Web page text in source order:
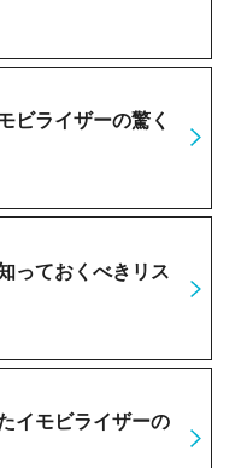
ビライザーの驚く
っておくべきリス
イモビライザーの